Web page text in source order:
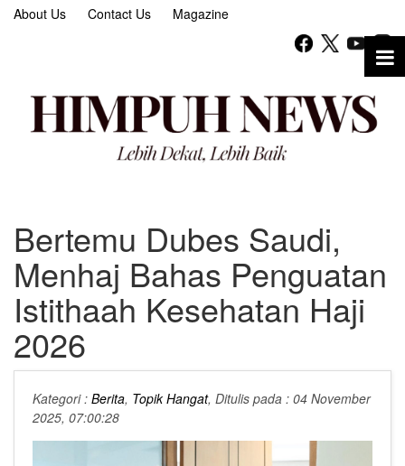
About Us Contact Us Magazine
Bertemu Dubes Saudi,
Menhaj Bahas Penguatan
Istithaah Kesehatan Haji
2026
Kategori : Berita, Topik Hangat, Ditulis pada : 04 November
2025, 07:00:28